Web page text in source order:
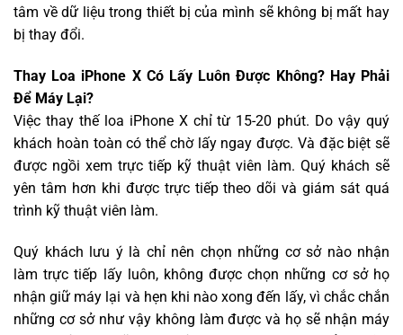
tâm về dữ liệu trong thiết bị của mình sẽ không bị mất hay
bị thay đổi.
Thay Loa iPhone X Có Lấy Luôn Được Không? Hay Phải
Để Máy Lại?
Việc thay thế loa iPhone X chỉ từ 15-20 phút. Do vậy quý
khách hoàn toàn có thể chờ lấy ngay được. Và đặc biệt sẽ
được ngồi xem trực tiếp kỹ thuật viên làm. Quý khách sẽ
yên tâm hơn khi được trực tiếp theo dõi và giám sát quá
trình kỹ thuật viên làm.
Quý khách lưu ý là chỉ nên chọn những cơ sở nào nhận
làm trực tiếp lấy luôn, không được chọn những cơ sở họ
nhận giữ máy lại và hẹn khi nào xong đến lấy, vì chắc chắn
những cơ sở như vậy không làm được và họ sẽ nhận máy